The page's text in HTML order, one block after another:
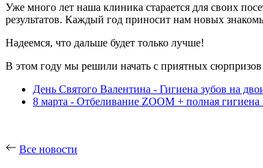
Уже много лет наша клиника старается для своих
результатов. Каждый год приносит нам новых
Надеемся, что дальше будет только лучше!
В этом году мы решили начать с приятных
День Святого Валентина - Гигиена зубов на
8 марта - Отбеливание ZOOM + полная гигиена
Все новости